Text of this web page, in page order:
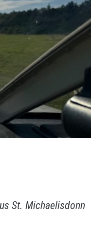
St. Michaelisdonn